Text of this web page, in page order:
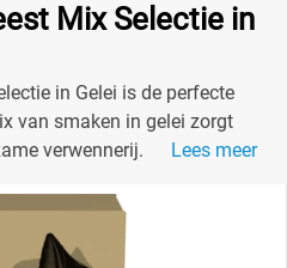
Mix Selectie in
in Gelei is de perfecte
van smaken in gelei zorgt
verwennerij.
Lees meer